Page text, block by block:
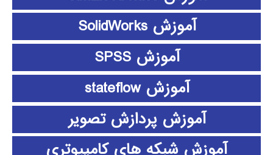
آموزش SolidWorks
آموزش SPSS
آموزش stateflow
آموزش پردازش تصویر
آموزش شبکه های کامپیوتری